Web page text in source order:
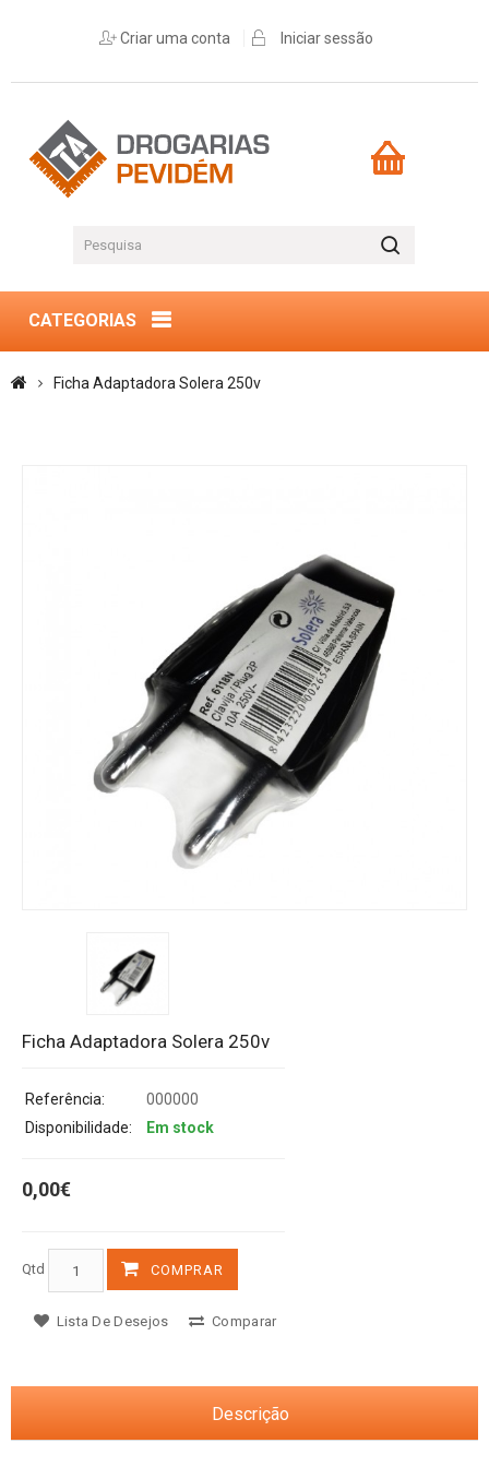
Criar uma conta Iniciar sessão
CATEGORIAS
Ficha Adaptadora Solera 250v
Ficha Adaptadora Solera 250v
Referência:
000000
Disponibilidade:
Em stock
0,00€
Qtd COMPRAR
Lista De Desejos Comparar
Descrição